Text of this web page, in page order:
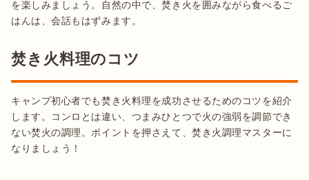
を楽しみましょう。自然の中で、焚き火を囲みながら食べるご
はんは、会話もはずみます。
焚き火料理のコツ
キャンプ初心者でも焚き火料理を成功させるためのコツを紹介
します。コンロとは違い、つまみひとつで火の強弱を調節でき
ない焚火の調理。ポイントを押さえて、焚き火調理マスターに
なりましょう！